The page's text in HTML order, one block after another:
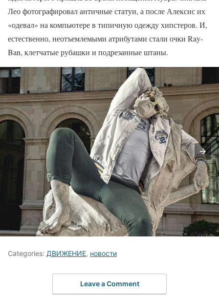
Лео фотографировал античные статуи, а после Алексис их
«одевал» на компьютере в типичную одежду хипстеров. И,
естественно, неотъемлемыми атрибутами стали очки Ray-
Ban, клетчатые рубашки и подрезанные штаны.
Categories: ДВИЖЕНИЕ, новости
Leave a Comment